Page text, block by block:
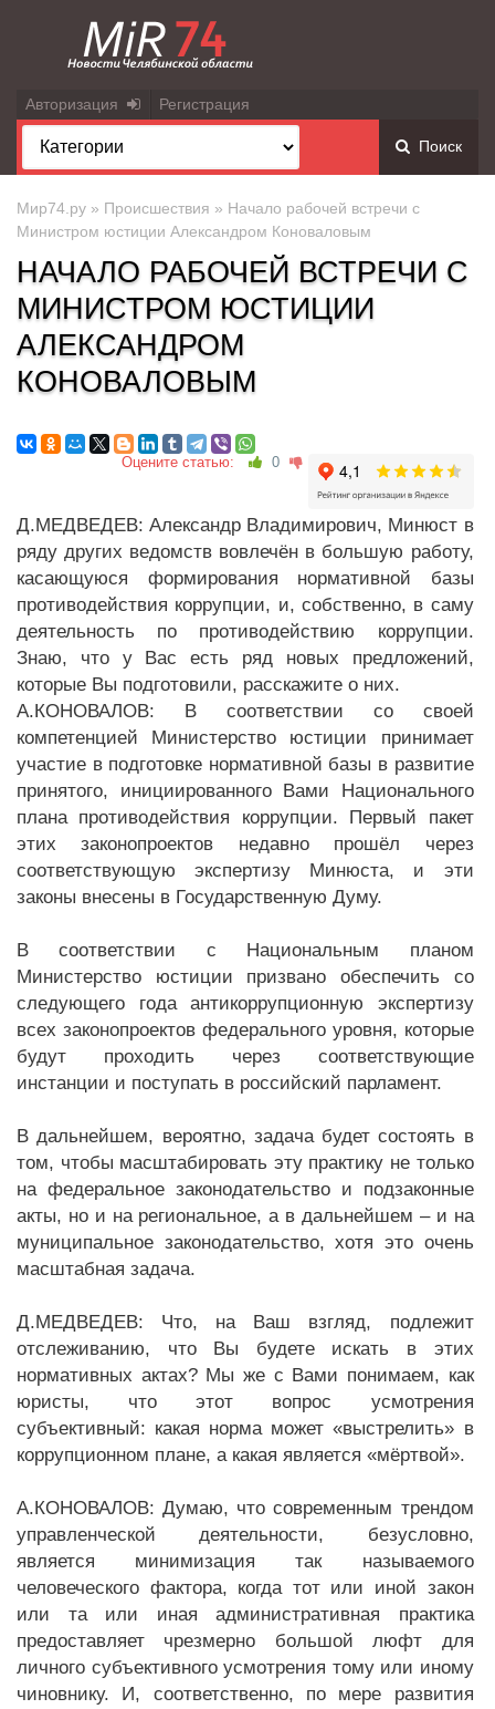
Авторизация Регистрация
Поиск
Мир74.ру » Происшествия » Начало рабочей встречи с
Министром юстиции Александром Коноваловым
НАЧАЛО РАБОЧЕЙ ВСТРЕЧИ С
МИНИСТРОМ ЮСТИЦИИ
АЛЕКСАНДРОМ
КОНОВАЛОВЫМ
Оцените статью: 0
Д.МЕДВЕДЕВ: Александр Владимирович, Минюст в
ряду других ведомств вовлечён в большую работу,
касающуюся формирования нормативной базы
противодействия коррупции, и, собственно, в саму
деятельность по противодействию коррупции.
Знаю, что у Вас есть ряд новых предложений,
которые Вы подготовили, расскажите о них.
А.КОНОВАЛОВ: В соответствии со своей
компетенцией Министерство юстиции принимает
участие в подготовке нормативной базы в развитие
принятого, инициированного Вами Национального
плана противодействия коррупции. Первый пакет
этих законопроектов недавно прошёл через
соответствующую экспертизу Минюста, и эти
законы внесены в Государственную Думу.
В соответствии с Национальным планом
Министерство юстиции призвано обеспечить со
следующего года антикоррупционную экспертизу
всех законопроектов федерального уровня, которые
будут проходить через соответствующие
инстанции и поступать в российский парламент.
В дальнейшем, вероятно, задача будет состоять в
том, чтобы масштабировать эту практику не только
на федеральное законодательство и подзаконные
акты, но и на региональное, а в дальнейшем – и на
муниципальное законодательство, хотя это очень
масштабная задача.
Д.МЕДВЕДЕВ: Что, на Ваш взгляд, подлежит
отслеживанию, что Вы будете искать в этих
нормативных актах? Мы же с Вами понимаем, как
юристы, что этот вопрос усмотрения
субъективный: какая норма может «выстрелить» в
коррупционном плане, а какая является «мёртвой».
А.КОНОВАЛОВ: Думаю, что современным трендом
управленческой деятельности, безусловно,
является минимизация так называемого
человеческого фактора, когда тот или иной закон
или та или иная административная практика
предоставляет чрезмерно большой люфт для
личного субъективного усмотрения тому или иному
чиновнику. И, соответственно, по мере развития